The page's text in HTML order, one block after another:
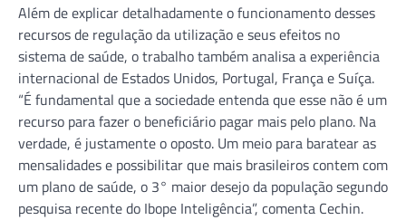
Além de explicar detalhadamente o funcionamento desses
recursos de regulação da utilização e seus efeitos no
sistema de saúde, o trabalho também analisa a experiência
internacional de Estados Unidos, Portugal, França e Suíça.
“É fundamental que a sociedade entenda que esse não é um
recurso para fazer o beneficiário pagar mais pelo plano. Na
verdade, é justamente o oposto. Um meio para baratear as
mensalidades e possibilitar que mais brasileiros contem com
um plano de saúde, o 3° maior desejo da população segundo
pesquisa recente do Ibope Inteligência”, comenta Cechin.